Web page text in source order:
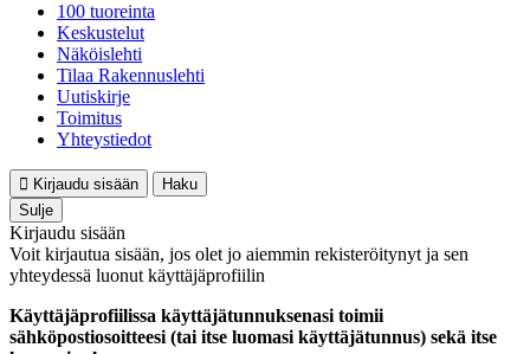
100 tuoreinta
Keskustelut
Näköislehti
Tilaa Rakennuslehti
Uutiskirje
Toimitus
Yhteystiedot
Kirjaudu sisään
Haku
Sulje
Kirjaudu sisään
Voit kirjautua sisään, jos olet jo aiemmin rekisteröitynyt ja sen
yhteydessä luonut käyttäjäprofiilin
Käyttäjäprofiilissa käyttäjätunnuksenasi toimii
sähköpostiosoitteesi (tai itse luomasi käyttäjätunnus) sekä itse